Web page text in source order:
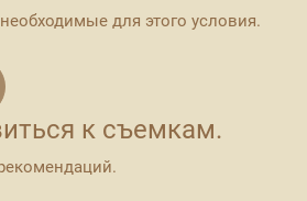
для этого условия.
к съемкам.